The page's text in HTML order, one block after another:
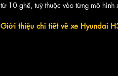
từ 10 ghế, tuỳ thuộc vào từng mô
Giới thiệu chi tiết về xe Hyundai